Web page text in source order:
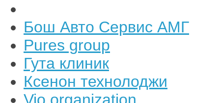
Бош Авто Сервис АМГ
Pures group
Гута клиник
Ксенон технолоджи
Vio organization